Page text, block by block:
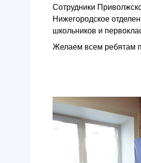
Сотрудники
Нижегородское
школьников и
Желаем всем ребятам